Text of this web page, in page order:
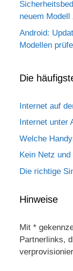
neuem Modell
Android:
Modellen
Die
Internet auf
Internet unter
Welche
Kein Netz
Die richtige
Hinweise
Mit *
Partnerlinks,